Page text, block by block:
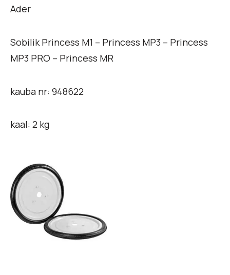
Ader
Sobilik Princess M1 – Princess MP3 – Princess
MP3 PRO – Princess MR
kauba nr: 948622
kaal: 2 kg